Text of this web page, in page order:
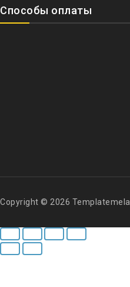
Способы оплаты
Copyright © 2026 Templatemela